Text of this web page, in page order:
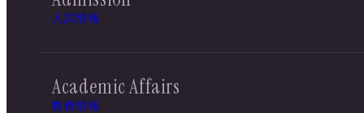
入試情報
Academic Affairs
教務情報